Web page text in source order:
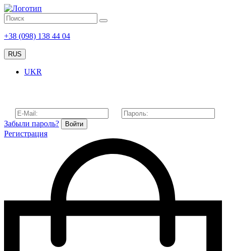
+38 (098) 138 44 04
RUS
UKR
Забыли пароль? Войти
Регистрация